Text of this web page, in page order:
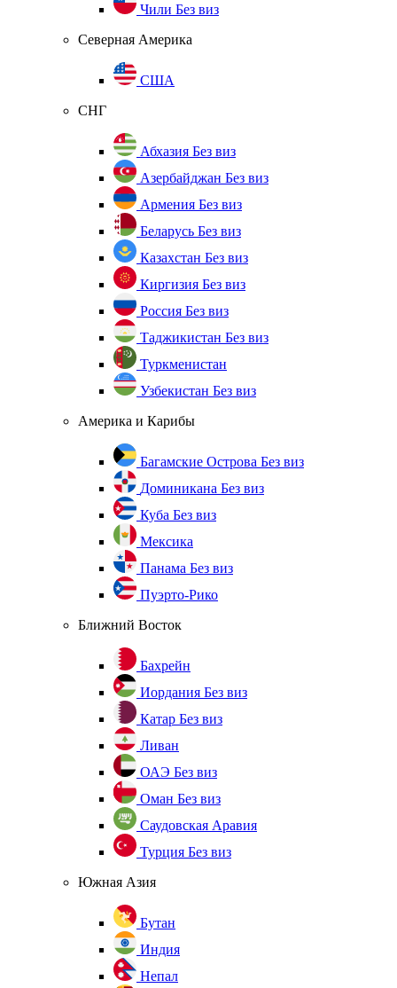
Чили Без виз
Северная Америка
США
СНГ
Абхазия Без виз
Азербайджан Без виз
Армения Без виз
Беларусь Без виз
Казахстан Без виз
Киргизия Без виз
Россия Без виз
Таджикистан Без виз
Туркменистан
Узбекистан Без виз
Америка и Карибы
Багамские Острова Без виз
Доминикана Без виз
Куба Без виз
Мексика
Панама Без виз
Пуэрто-Рико
Ближний Восток
Бахрейн
Иордания Без виз
Катар Без виз
Ливан
ОАЭ Без виз
Оман Без виз
Саудовская Аравия
Турция Без виз
Южная Азия
Бутан
Индия
Непал